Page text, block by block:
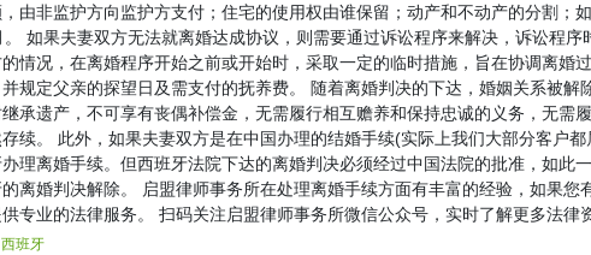
由非监护方向监护方支付；住宅的使用权由谁保留；动产和不动产的分割；
如果夫妻双方无法就离婚达成协议，则需要通过诉讼程序来解决，诉讼程
情况，在离婚程序开始之前或开始时，采取一定的临时措施，旨在协调离婚
规定父亲的探望日及需支付的抚养费。 随着离婚判决的下达，婚姻关系被解
承遗产，不可享有丧偶补偿金，无需履行相互赡养和保持忠诚的义务，无需
续。 此外，如果夫妻双方是在中国办理的结婚手续(实际上我们大部分客户
理离婚手续。但西班牙法院下达的离婚判决必须经过中国法院的批准，如此
离婚判决解除。 启盟律师事务所在处理离婚手续方面有丰富的经验，如果
专业的法律服务。 扫码关注启盟律师事务所微信公众号，实时了解更多法律
西班牙